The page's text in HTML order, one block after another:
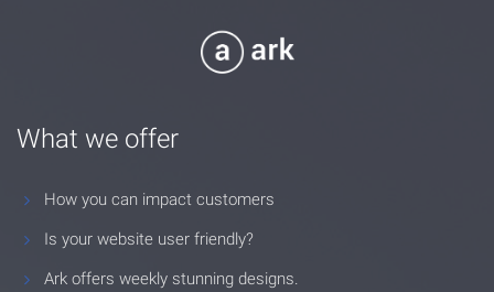
What we offer
How you can impact customers
Is your website user friendly?
Ark offers weekly stunning designs.